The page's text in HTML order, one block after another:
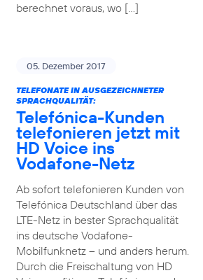
berechnet voraus, wo […]
05. Dezember 2017
TELEFONATE IN AUSGEZEICHNETER
SPRACHQUALITÄT:
Telefónica-Kunden
telefonieren jetzt mit
HD Voice ins
Vodafone-Netz
Ab sofort telefonieren Kunden von
Telefónica Deutschland über das
LTE-Netz in bester Sprachqualität
ins deutsche Vodafone-
Mobilfunknetz – und anders herum.
Durch die Freischaltung von HD